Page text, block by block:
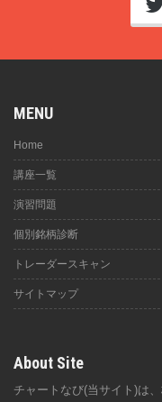
MENU
Home
講座一覧
演習問題
個別銘柄診断
トレーダースキャン
サイトマップ
About Site
チャートなび(当サイト)は